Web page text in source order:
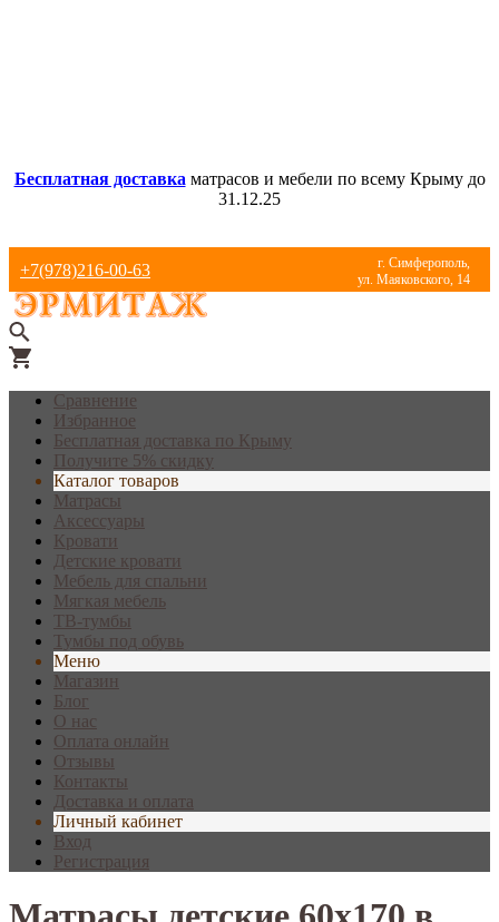
Бесплатная доставка матрасов и мебели по всему Крыму до
31.12.25
+7(978)216-00-63
г. Симферополь,
ул. Маяковского, 14
Сравнение
Избранное
Бесплатная доставка по Крыму
Получите 5% скидку
Каталог товаров
Матрасы
Аксессуары
Кровати
Детские кровати
Мебель для спальни
Мягкая мебель
ТВ-тумбы
Тумбы под обувь
Меню
Магазин
Блог
О нас
Оплата онлайн
Отзывы
Контакты
Доставка и оплата
Личный кабинет
Вход
Регистрация